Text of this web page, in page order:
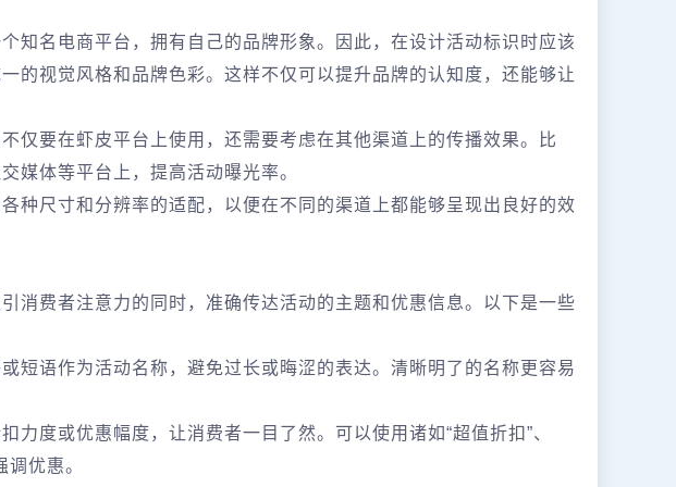
知名电商平台，拥有自己的品牌形象。因此，在设计活动标识时应该
的视觉风格和品牌色彩。这样不仅可以提升品牌的认知度，还能够让
仅要在虾皮平台上使用，还需要考虑在其他渠道上的传播效果。比
媒体等平台上，提高活动曝光率。
种尺寸和分辨率的适配，以便在不同的渠道上都能够呈现出良好的效
消费者注意力的同时，准确传达活动的主题和优惠信息。以下是一些
短语作为活动名称，避免过长或晦涩的表达。清晰明了的名称更容易
力度或优惠幅度，让消费者一目了然。可以使用诸如“超值折扣”、
调优惠。